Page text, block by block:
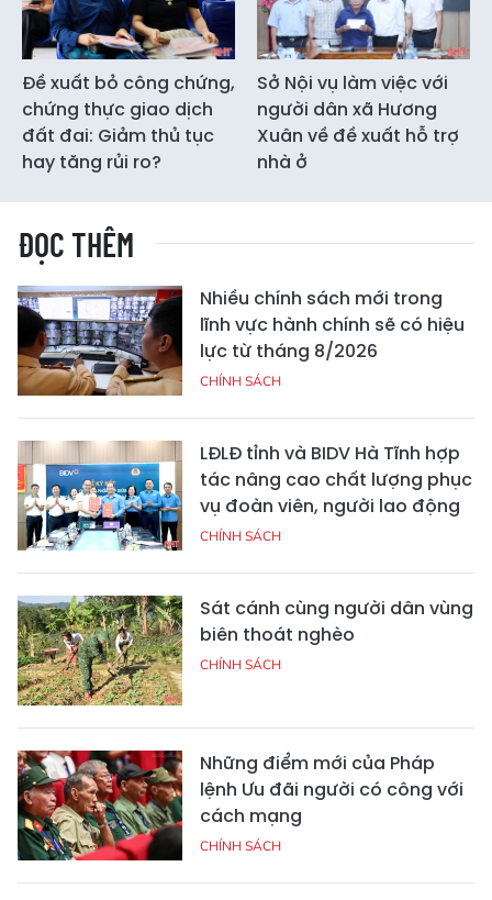
Đề xuất bỏ công chứng,
chứng thực giao dịch
đất đai: Giảm thủ tục
hay tăng rủi ro?
Sở Nội vụ làm việc với
người dân xã Hương
Xuân về đề xuất hỗ trợ
nhà ở
ĐỌC THÊM
Nhiều chính sách mới trong
lĩnh vực hành chính sẽ có hiệu
lực từ tháng 8/2026
CHÍNH SÁCH
LĐLĐ tỉnh và BIDV Hà Tĩnh hợp
tác nâng cao chất lượng phục
vụ đoàn viên, người lao động
CHÍNH SÁCH
Sát cánh cùng người dân vùng
biên thoát nghèo
CHÍNH SÁCH
Những điểm mới của Pháp
lệnh Ưu đãi người có công với
cách mạng
CHÍNH SÁCH